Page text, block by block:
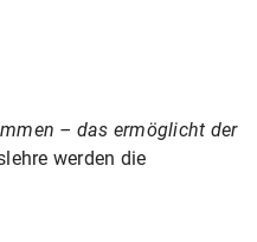
– das ermöglicht der
werden die